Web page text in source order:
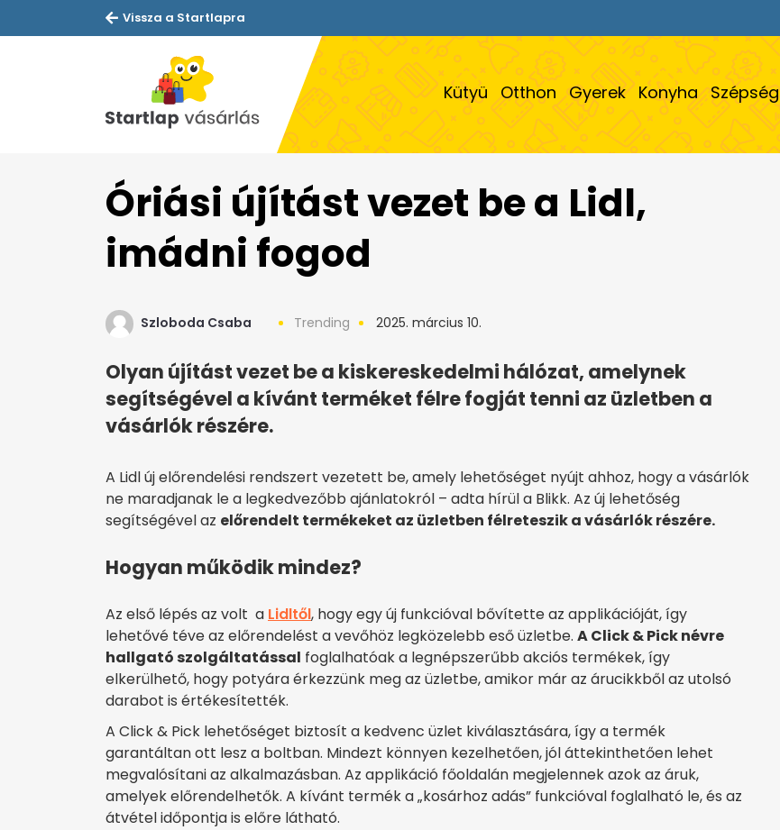
Vissza a Startlapra
Kütyü Otthon Gyerek Konyha Szépség
Óriási újítást vezet be a Lidl,
imádni fogod
Szloboda Csaba Trending 2025. március 10.
Olyan újítást vezet be a kiskereskedelmi hálózat, amelynek
segítségével a kívánt terméket félre fogját tenni az üzletben a
vásárlók részére.
A Lidl új előrendelési rendszert vezetett be, amely lehetőséget nyújt ahhoz, hogy a vásárlók
ne maradjanak le a legkedvezőbb ajánlatokról – adta hírül a Blikk. Az új lehetőség
segítségével az előrendelt termékeket az üzletben félreteszik a vásárlók részére.
Hogyan működik mindez?
Az első lépés az volt a Lidltől, hogy egy új funkcióval bővítette az applikációját, így
lehetővé téve az előrendelést a vevőhöz legközelebb eső üzletbe. A Click & Pick névre
hallgató szolgáltatással foglalhatóak a legnépszerűbb akciós termékek, így
elkerülhető, hogy potyára érkezzünk meg az üzletbe, amikor már az árucikkből az utolsó
darabot is értékesítették.
A Click & Pick lehetőséget biztosít a kedvenc üzlet kiválasztására, így a termék
garantáltan ott lesz a boltban. Mindezt könnyen kezelhetően, jól áttekinthetően lehet
megvalósítani az alkalmazásban. Az applikáció főoldalán megjelennek azok az áruk,
amelyek előrendelhetők. A kívánt termék a „kosárhoz adás” funkcióval foglalható le, és az
átvétel időpontja is előre látható.